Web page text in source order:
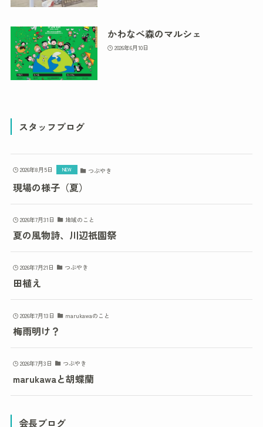
かわなべ森のマルシェ
2026年6月10日
スタッフブログ
2026年8月5日 つぶやき
現場の様子（夏）
2026年7月31日 地域のこと
夏の風物詩、川辺祇園祭
2026年7月21日 つぶやき
田植え
2026年7月13日 marukawaのこと
梅雨明け？
2026年7月3日 つぶやき
marukawaと胡蝶蘭
会長ブログ